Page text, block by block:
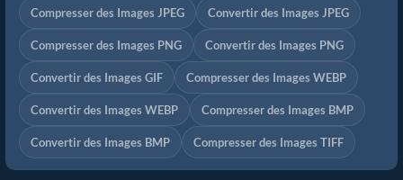
Compresser des Images JPEG Convertir des Images JPEG
Compresser des Images PNG Convertir des Images PNG
Convertir des Images GIF Compresser des Images WEBP
Convertir des Images WEBP Compresser des Images BMP
Convertir des Images BMP Compresser des Images TIFF